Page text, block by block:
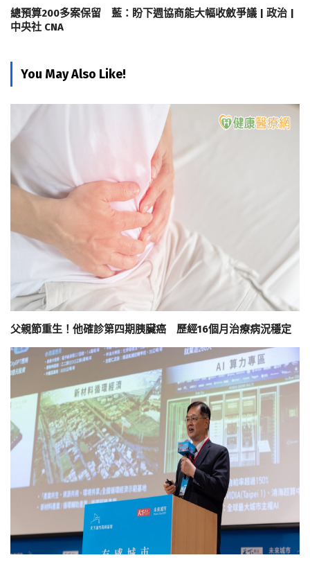
總預算200多案保留 藍：盼下週協商能大幅收斂爭議 | 政治 |
中央社 CNA
You May Also Like!
父親節重生！他確診第四期胰臟癌 歷經16個月治療病況穩定